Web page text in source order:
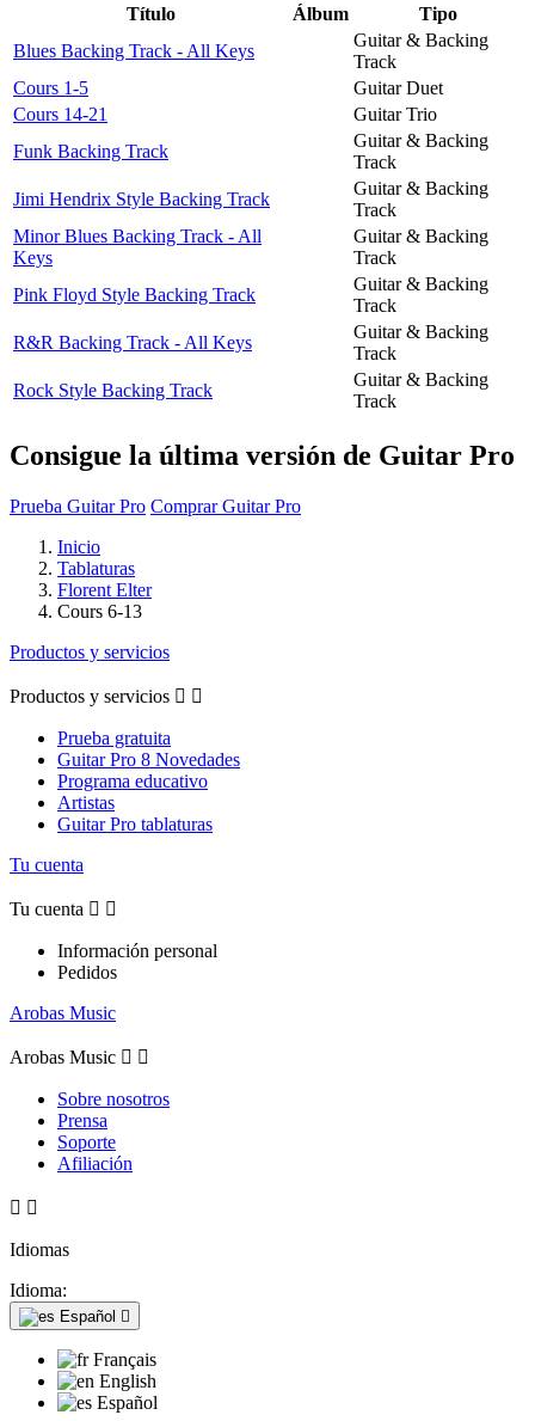
Título Álbum
Tipo
Blues Backing Track - All Keys
Guitar & Backing
Track
Cours 1-5
Guitar Duet
Cours 14-21
Guitar Trio
Funk Backing Track
Guitar & Backing
Track
Jimi Hendrix Style Backing Track
Guitar & Backing
Track
Minor Blues Backing Track - All
Keys
Guitar & Backing
Track
Pink Floyd Style Backing Track
Guitar & Backing
Track
R&R Backing Track - All Keys
Guitar & Backing
Track
Rock Style Backing Track
Guitar & Backing
Track
Consigue la última versión de Guitar Pro
Prueba Guitar Pro Comprar Guitar Pro
Inicio
Tablaturas
Florent Elter
Cours 6-13
Productos y servicios
Productos y servicios  
Prueba gratuita
Guitar Pro 8 Novedades
Programa educativo
Artistas
Guitar Pro tablaturas
Tu cuenta
Tu cuenta  
Información personal
Pedidos
Arobas Music
Arobas Music  
Sobre nosotros
Prensa
Soporte
Afiliación
 
Idiomas
Idioma:
Español 
Français
English
Español